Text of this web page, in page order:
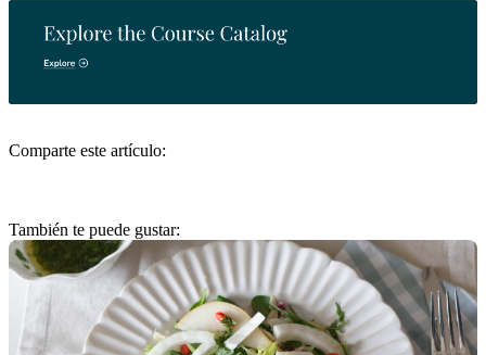
Comparte este artículo:
También te puede gustar: